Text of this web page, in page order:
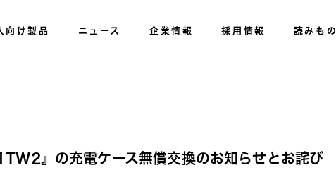
向け製品 ニュース 企業情報 採用情報 読みもの
』の充電ケース無償交換のお知らせとお詫び